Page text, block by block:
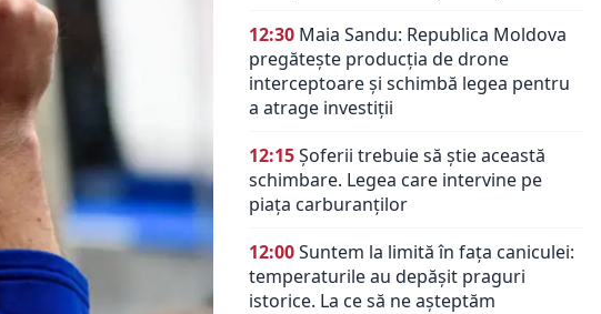
12:30 Maia Sandu: Republica Moldova
pregătește producția de drone
interceptoare și schimbă legea pentru
a atrage investiții
12:15Șoferii trebuie să știe această
schimbare. Legea care intervine pe
piața carburanților
12:00Suntem la limită în fața caniculei:
temperaturile au depășit praguri
istorice. La ce să ne așteptăm